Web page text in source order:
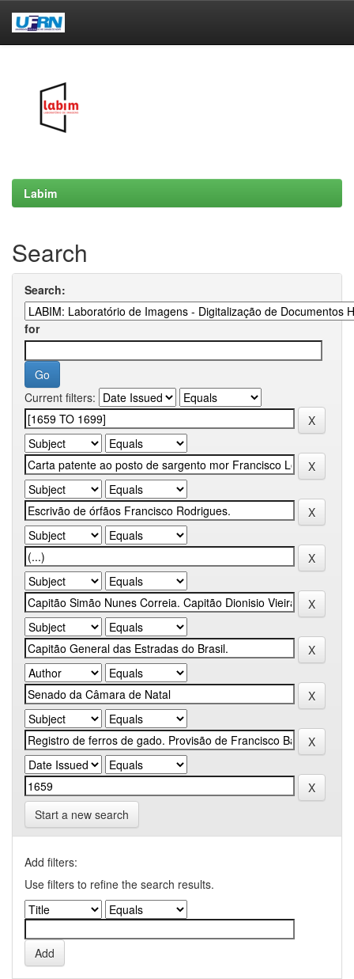
Labim
Search
Search:
for
Current filters:
Start a new search
Add filters:
Use filters to refine the search results.